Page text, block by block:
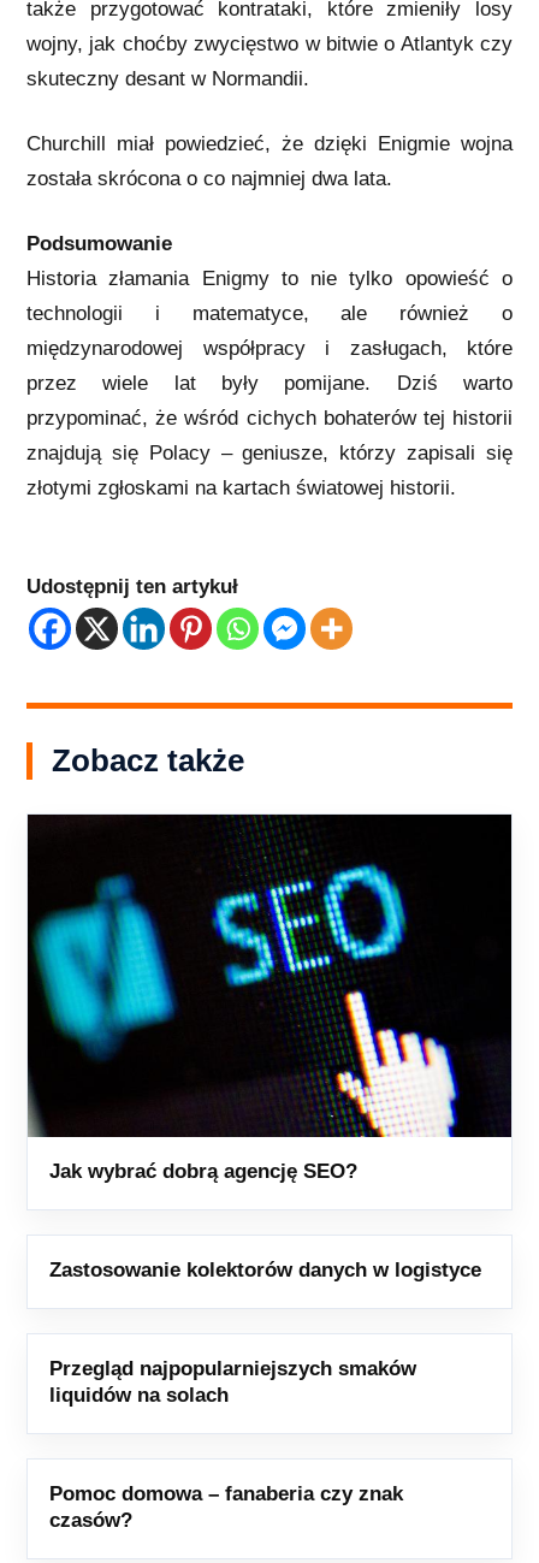
także przygotować kontrataki, które zmieniły losy
wojny, jak choćby zwycięstwo w bitwie o Atlantyk czy
skuteczny desant w Normandii.
Churchill miał powiedzieć, że dzięki Enigmie wojna
została skrócona o co najmniej dwa lata.
Podsumowanie
Historia złamania Enigmy to nie tylko opowieść o
technologii i matematyce, ale również o
międzynarodowej współpracy i zasługach, które
przez wiele lat były pomijane. Dziś warto
przypominać, że wśród cichych bohaterów tej historii
znajdują się Polacy – geniusze, którzy zapisali się
złotymi zgłoskami na kartach światowej historii.
Udostępnij ten artykuł
Zobacz także
Jak wybrać dobrą agencję SEO?
Zastosowanie kolektorów danych w logistyce
Przegląd najpopularniejszych smaków
liquidów na solach
Pomoc domowa – fanaberia czy znak
czasów?